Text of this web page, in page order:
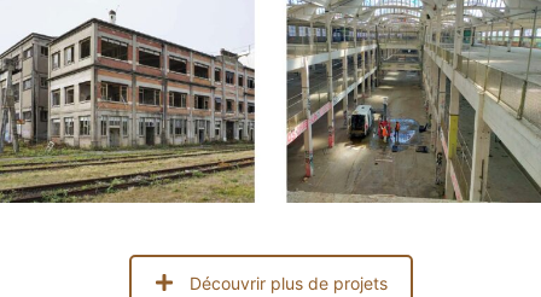
Découvrir plus de projets